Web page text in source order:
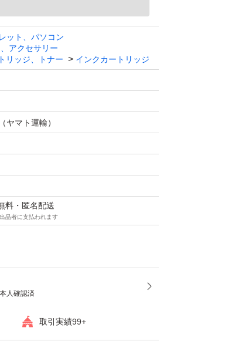
ット、パソコン
アクセサリー
リッジ、トナー
インクカートリッジ
ヤマト運輸）
料・匿名配送
品者に支払われます
本人確認済
取引実績99+